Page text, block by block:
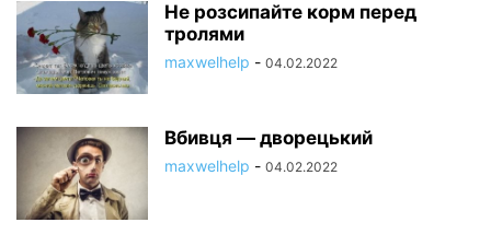
Не розсипайте корм перед
тролями
maxwelhelp - 04.02.2022
Вбивця — дворецький
maxwelhelp - 04.02.2022